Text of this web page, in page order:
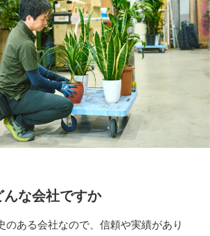
な会社ですか
のある会社なので、信頼や実績があり